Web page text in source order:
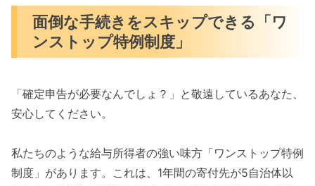
面倒な手続きをスキップできる「ワ
ンストップ特例制度」
「確定申告が必要なんでしょ？」と敬遠しているあなた、
安心してください。
私たちのような給与所得者の強い味方「ワンストップ特例
制度」があります。これは、1年間の寄付先が5自治体以